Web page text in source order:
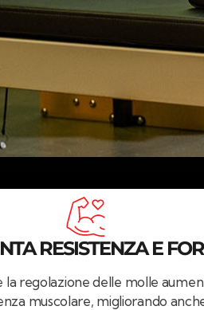
RESISTENZA E
la regolazione delle molle
muscolare, migliorando